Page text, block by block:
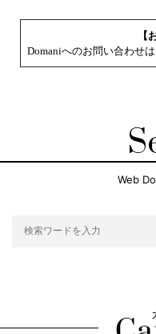
【
Domaniへのお問い合わせ
Web